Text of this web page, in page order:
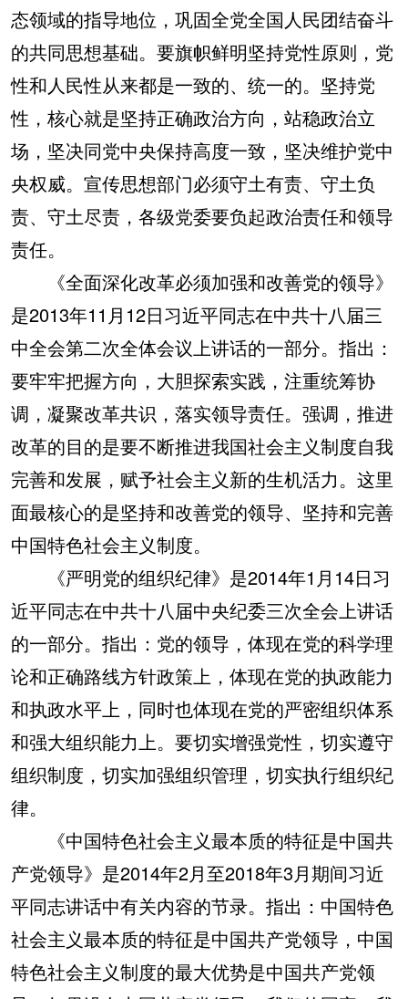
态领域的指导地位，巩固全党全国人民团结奋斗
的共同思想基础。要旗帜鲜明坚持党性原则，党
性和人民性从来都是一致的、统一的。坚持党
性，核心就是坚持正确政治方向，站稳政治立
场，坚决同党中央保持高度一致，坚决维护党中
央权威。宣传思想部门必须守土有责、守土负
责、守土尽责，各级党委要负起政治责任和领导
责任。
《全面深化改革必须加强和改善党的领导》
是2013年11月12日习近平同志在中共十八届三
中全会第二次全体会议上讲话的一部分。指出：
要牢牢把握方向，大胆探索实践，注重统筹协
调，凝聚改革共识，落实领导责任。强调，推进
改革的目的是要不断推进我国社会主义制度自我
完善和发展，赋予社会主义新的生机活力。这里
面最核心的是坚持和改善党的领导、坚持和完善
中国特色社会主义制度。
《严明党的组织纪律》是2014年1月14日习
近平同志在中共十八届中央纪委三次全会上讲话
的一部分。指出：党的领导，体现在党的科学理
论和正确路线方针政策上，体现在党的执政能力
和执政水平上，同时也体现在党的严密组织体系
和强大组织能力上。要切实增强党性，切实遵守
组织制度，切实加强组织管理，切实执行组织纪
律。
《中国特色社会主义最本质的特征是中国共
产党领导》是2014年2月至2018年3月期间习近
平同志讲话中有关内容的节录。指出：中国特色
社会主义最本质的特征是中国共产党领导，中国
特色社会主义制度的最大优势是中国共产党领